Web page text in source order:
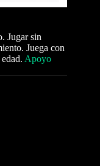
Jugar sin
Juega con
Apoyo